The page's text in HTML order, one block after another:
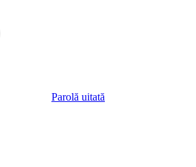
Parolă uitată